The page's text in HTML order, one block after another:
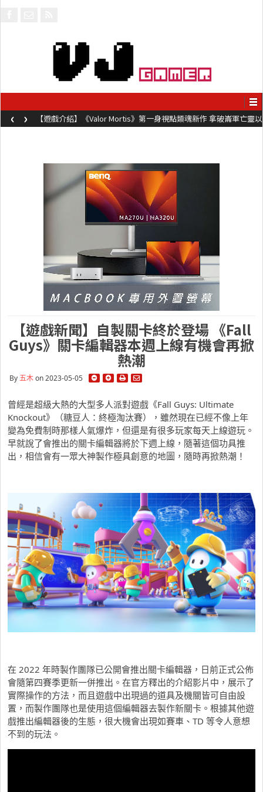
【遊戲介紹】《Valor Mortis》第一身視點類魂新作 拿破崙軍亡靈以
槍械劍與魔法殺敵
‹ ›
【遊戲新聞】自製關卡終於登場 《Fall
Guys》關卡編輯器本週上線有機會再掀
熱潮
By五木on 2023-05-05
曾經是超級大熱的大型多人派對遊戲《Fall Guys: Ultimate
Knockout》（糖豆人：終極淘汰賽），雖然現在已經不像上年
變為免費制時那樣人氣爆炸，但還是有很多玩家每天上線遊玩。
早就說了會推出的關卡編輯器將於下週上線，隨著這個功具推
出，相信會有一眾大神製作極具創意的地圖，隨時再掀熱潮！
在 2022 年時製作團隊已公開會推出關卡編輯器，日前正式公佈
會隨第四賽季更新一併推出。在官方釋出的介紹影片中，展示了
實際操作的方法，而且遊戲中出現過的道具及機關皆可自由設
置，而製作團隊也是使用這個編輯器去製作新關卡。根據其他遊
戲推出編輯器後的生態，很大機會出現如賽車、TD 等令人意想
不到的玩法。